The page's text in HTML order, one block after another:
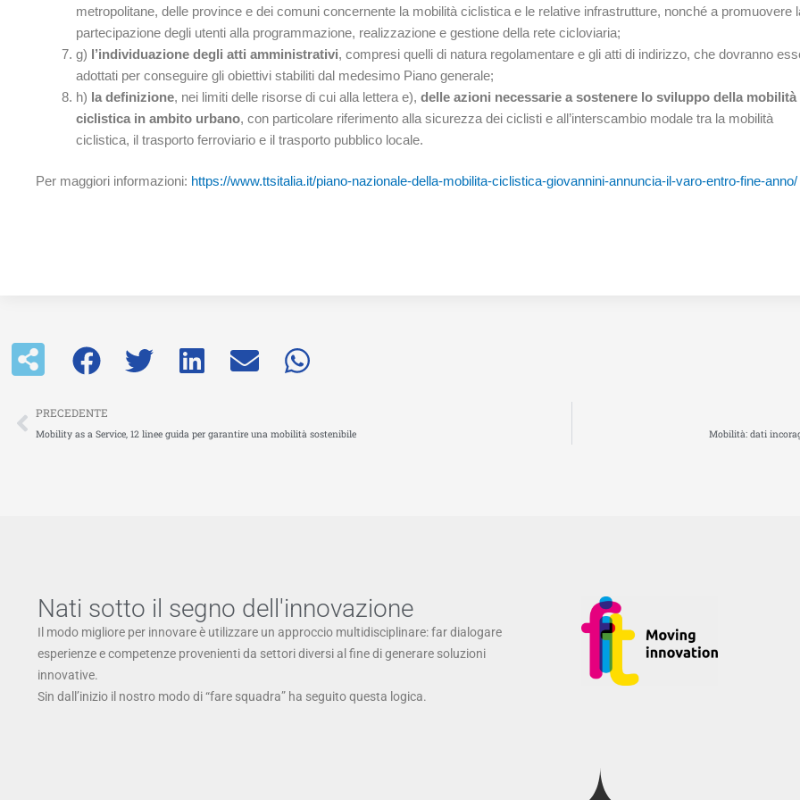
metropolitane, delle province e dei comuni concernente la mobilità ciclistica e le relative infrastrutture, nonché a promuovere
partecipazione degli utenti alla programmazione, realizzazione e gestione della rete cicloviaria;
g) l’individuazione degli atti amministrativi, compresi quelli di natura regolamentare e gli atti di indirizzo, che dovranno
adottati per conseguire gli obiettivi stabiliti dal medesimo Piano generale;
h) la definizione, nei limiti delle risorse di cui alla lettera e), delle azioni necessarie a sostenere lo sviluppo della mobilità
ciclistica in ambito urbano, con particolare riferimento alla sicurezza dei ciclisti e all’interscambio modale tra la mobilità
ciclistica, il trasporto ferroviario e il trasporto pubblico locale.
Per maggiori informazioni: https://www.ttsitalia.it/piano-nazionale-della-mobilita-ciclistica-giovannini-annuncia-il-varo-entro-fine-anno/
Precedente
PRECEDENTE
Mobility as a Service, 12 linee guida per garantire una mobilità sostenibile Mobilità: dati
Nati sotto il segno dell'innovazione
Il modo migliore per innovare è utilizzare un approccio multidisciplinare: far dialogare
esperienze e competenze provenienti da settori diversi al fine di generare soluzioni
innovative.
Sin dall’inizio il nostro modo di “fare squadra” ha seguito questa logica.